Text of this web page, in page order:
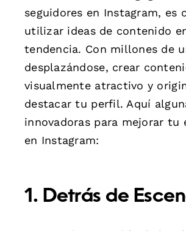
seguidores en Instagram, es
utilizar ideas de contenido
tendencia. Con millones de
desplazándose, crear
visualmente atractivo y
destacar tu perfil. Aquí
innovadoras para mejorar tu
en Instagram:
1. Detrás de